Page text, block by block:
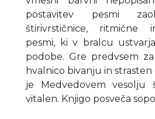
postavitev pesmi
štirivrstičnice, ritmične
pesmi, ki v bralcu
podobe. Gre predvsem
hvalnico bivanju in strasten
je Medvedovem
vitalen. Knjigo posveča